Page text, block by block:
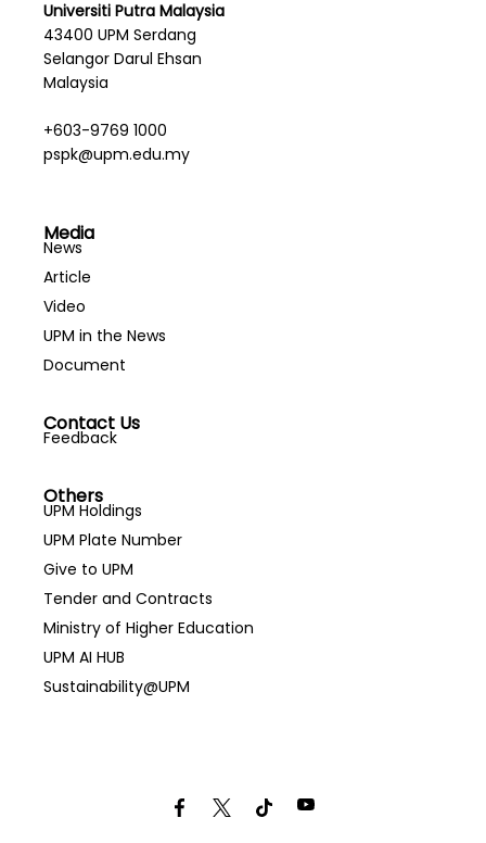
Universiti Putra Malaysia
43400 UPM Serdang
Selangor Darul Ehsan
Malaysia
+603-9769 1000
pspk@upm.edu.my
Media
News
Article
Video
UPM in the News
Document
Contact Us
Feedback
Others
UPM Holdings
UPM Plate Number
Give to UPM
Tender and Contracts
Ministry of Higher Education
UPM AI HUB
Sustainability@UPM